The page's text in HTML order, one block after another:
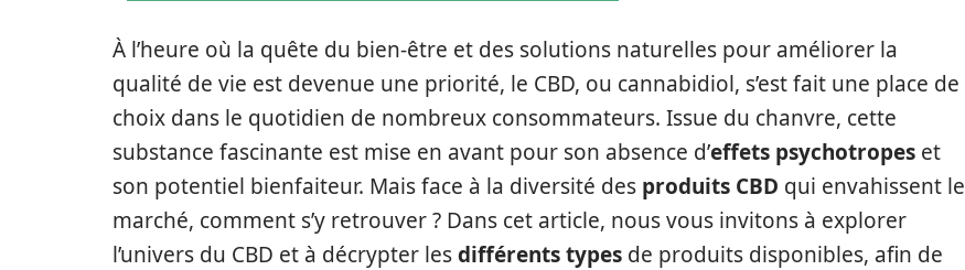
À l’heure où la quête du bien-être et des solutions naturelles pour améliorer la
qualité de vie est devenue une priorité, le CBD, ou cannabidiol, s’est fait une place de
choix dans le quotidien de nombreux consommateurs. Issue du chanvre, cette
substance fascinante est mise en avant pour son absence d’effets psychotropes et
son potentiel bienfaiteur. Mais face à la diversité des produits CBD qui envahissent le
marché, comment s’y retrouver ? Dans cet article, nous vous invitons à explorer
l’univers du CBD et à décrypter lesdifférents types de produits disponibles, afin de